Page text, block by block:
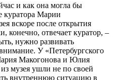
и как она могла бы
куратора Марии
вскоре после открытия
конечно, отвечает куратор, –
нужно развивать
У «Петербургского
Макогонова и Юлия
музея ушли не по своей
внутреннюю ситуацию в